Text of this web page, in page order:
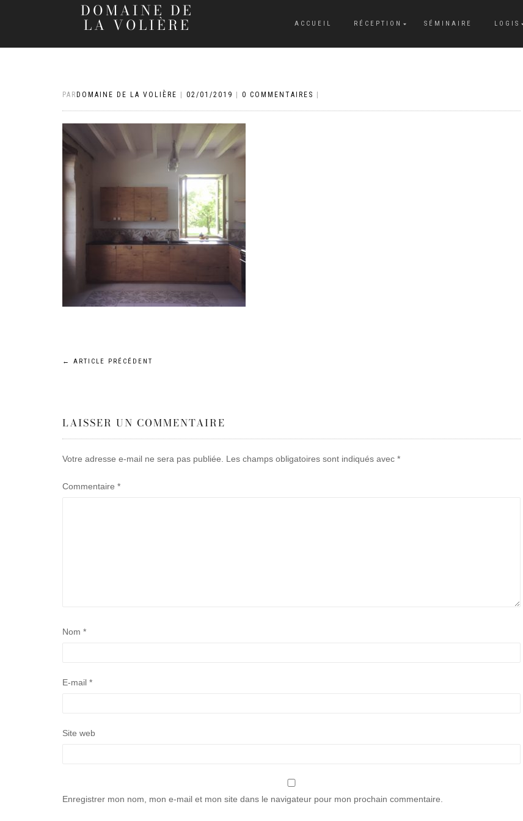
DOMAINE DE
LA VOLIÈRE ACCUEIL RÉCEPTION SÉMINAIRE LOGIS
PAR DOMAINE DE LA VOLIÈRE 02/01/2019 0 COMMENTAIRES
Navigation
l’article
← ARTICLE PRÉCÉDENT
LAISSER UN COMMENTAIRE
Votre adresse e-mail ne sera pas publiée. Les champs obligatoires sont indiqués avec *
Commentaire *
Nom *
E-mail *
Site web
Enregistrer mon nom, mon e-mail et mon site dans le navigateur pour mon prochain commentaire.